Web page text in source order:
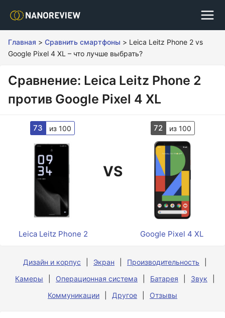
Главная > Сравнить смартфоны > Leica Leitz Phone 2 vs
Google Pixel 4 XL – что лучше выбрать?
Сравнение: Leica Leitz Phone 2
против Google Pixel 4 XL
73 из 100
VS
72 из 100
Leica Leitz Phone 2 Google Pixel 4 XL
Дизайн и корпус Экран
Производительность
Камеры
Операционная система Батарея
Звук
Коммуникации
Другое Отзывы